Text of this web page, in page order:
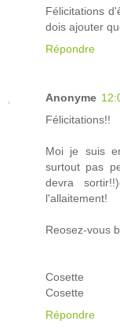
Félicitations
dois ajouter
Répondre
Anonyme
Félicitations!!
Moi je suis
surtout pas
devra
l'allaitement!
Reosez-vous
Cosette
Cosette
Répondre